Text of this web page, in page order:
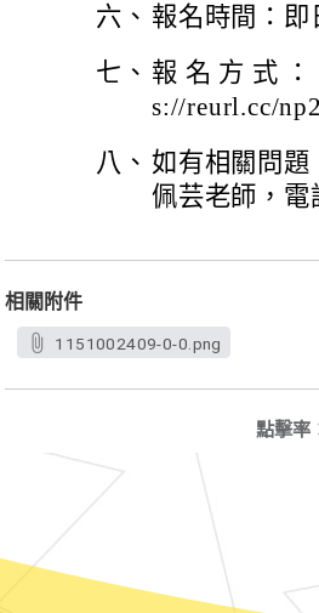
六、 報名時間：即
七、 報 名 方 式
s://reurl.cc/
八、 如有相關問題
佩芸老師，電
相關附件
1151002409-0-0.png
點擊率